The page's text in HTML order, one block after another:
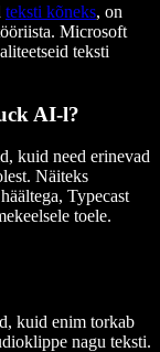
teksti kõneks, on
Microsoft
teksti
AI-l?
kuid need erinevad
Näiteks
Typecast
toele.
kuid enim torkab
nagu teksti.